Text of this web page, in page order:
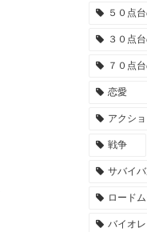
５０点
３０点
７０点
恋愛
アクシ
戦争
サバイ
ロード
バイオ